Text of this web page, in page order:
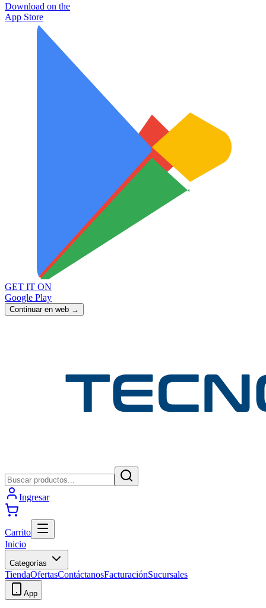
Download on the
App Store
GET IT ON
Google Play
Continuar en web →
Ingresar
Carrito
Inicio
Categorías
TiendaOfertasContáctanosFacturaciónSucursales
App